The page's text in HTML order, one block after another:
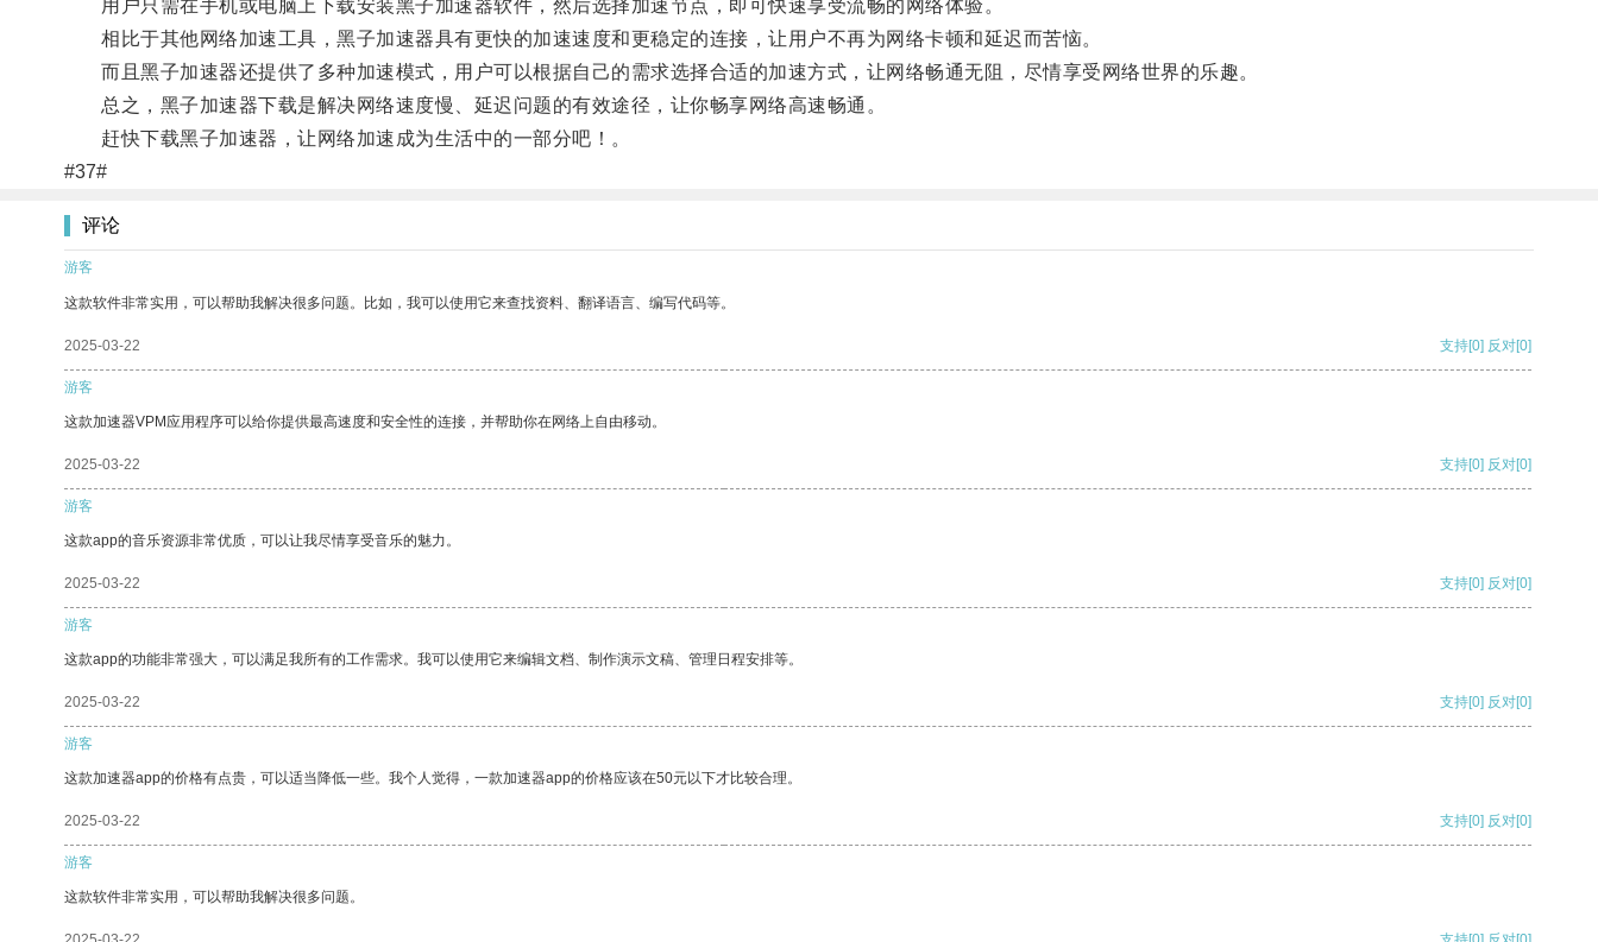
用户只需在手机或电脑上下载安装黑子加速器软件，然后选择加速节点，即可快速享受流畅的网络体验。
相比于其他网络加速工具，黑子加速器具有更快的加速速度和更稳定的连接，让用户不再为网络卡顿和延迟而苦恼。
而且黑子加速器还提供了多种加速模式，用户可以根据自己的需求选择合适的加速方式，让网络畅通无阻，尽情享受网络世界的乐趣。
总之，黑子加速器下载是解决网络速度慢、延迟问题的有效途径，让你畅享网络高速畅通。
赶快下载黑子加速器，让网络加速成为生活中的一部分吧！。
#37#
评论
游客
这款软件非常实用，可以帮助我解决很多问题。比如，我可以使用它来查找资料、翻译语言、编写代码等。
2025-03-22 支持[0] 反对[0]
游客
这款加速器VPM应用程序可以给你提供最高速度和安全性的连接，并帮助你在网络上自由移动。
2025-03-22 支持[0] 反对[0]
游客
这款app的音乐资源非常优质，可以让我尽情享受音乐的魅力。
2025-03-22 支持[0] 反对[0]
游客
这款app的功能非常强大，可以满足我所有的工作需求。我可以使用它来编辑文档、制作演示文稿、管理日程安排等。
2025-03-22 支持[0] 反对[0]
游客
这款加速器app的价格有点贵，可以适当降低一些。我个人觉得，一款加速器app的价格应该在50元以下才比较合理。
2025-03-22 支持[0] 反对[0]
游客
这款软件非常实用，可以帮助我解决很多问题。